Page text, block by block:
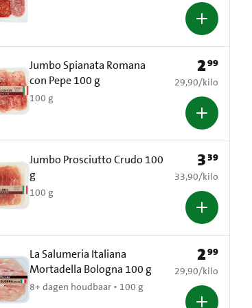
Jumbo Spianata Romana
con Pepe 100 g
100 g
Prijs: € 2,99
299
€ 29,90 per kilo
29,90/kilo
Jumbo Prosciutto Crudo 100
g
100 g
Prijs: € 3,39
339
€ 33,90 per kilo
33,90/kilo
La Salumeria Italiana
Mortadella Bologna 100 g
8+ dagen houdbaar • 100 g
Prijs: € 2,99
299
€ 29,90 per kilo
29,90/kilo